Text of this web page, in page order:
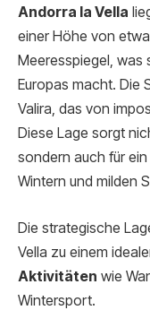
Andorra la Vella
einer Höhe von
Meeresspiegel,
Europas macht. Die
Valira, das von
Diese Lage sorgt
sondern auch für
Wintern und milden
Die strategische
Vella zu einem
Aktivitäten wie
Wintersport.